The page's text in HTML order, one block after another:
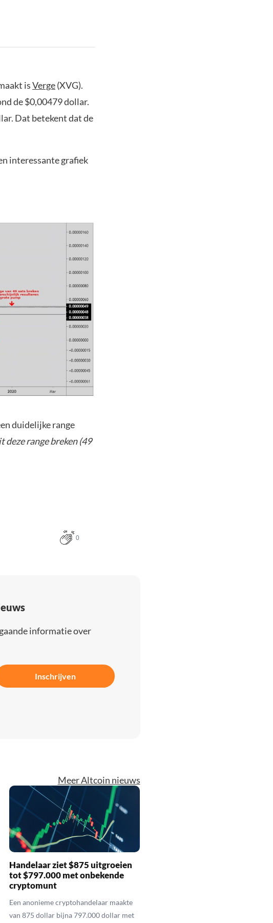
isVerge(XVG).
de $0,00479 dollar.
Dat betekent dat de
interessante grafiek
duidelijke range
deze range breken (49
0
informatie over
Inschrijven
Meer Altcoin nieuws
Handelaar ziet $875 uitgroeien
tot $797.000 met onbekende
cryptomunt
Een anonieme cryptohandelaar maakte
van 875 dollar bijna 797.000 dollar met